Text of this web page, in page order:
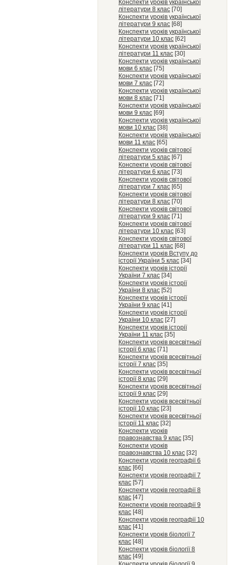
Конспекти уроків української
літератури 8 клас [70]
Конспекти уроків української
літератури 9 клас [68]
Конспекти уроків української
літератури 10 клас [62]
Конспекти уроків української
літератури 11 клас [30]
Конспекти уроків української
мови 6 клас [75]
Конспекти уроків української
мови 7 клас [72]
Конспекти уроків української
мови 8 клас [71]
Конспекти уроків української
мови 9 клас [69]
Конспекти уроків української
мови 10 клас [38]
Конспекти уроків української
мови 11 клас [65]
Конспекти уроків світової
літератури 5 клас [67]
Конспекти уроків світової
літератури 6 клас [73]
Конспекти уроків світової
літератури 7 клас [65]
Конспекти уроків світової
літератури 8 клас [70]
Конспекти уроків світової
літератури 9 клас [71]
Конспекти уроків світової
літератури 10 клас [63]
Конспекти уроків світової
літератури 11 клас [68]
Конспекти уроків Вступу до
історії України 5 клас [34]
Конспекти уроків історії
України 7 клас [34]
Конспекти уроків історії
України 8 клас [52]
Конспекти уроків історії
України 9 клас [41]
Конспекти уроків історії
України 10 клас [27]
Конспекти уроків історії
України 11 клас [35]
Конспекти уроків всесвітньої
історії 6 клас [71]
Конспекти уроків всесвітньої
історії 7 клас [35]
Конспекти уроків всесвітньої
історії 8 клас [29]
Конспекти уроків всесвітньої
історії 9 клас [29]
Конспекти уроків всесвітньої
історії 10 клас [23]
Конспекти уроків всесвітньої
історії 11 клас [32]
Конспекти уроків
правознавства 9 клас [35]
Конспекти уроків
правознавства 10 клас [32]
Конспекти уроків географії 6
клас [66]
Конспекти уроків географії 7
клас [57]
Конспекти уроків географії 8
клас [47]
Конспекти уроків географії 9
клас [48]
Конспекти уроків географії 10
клас [41]
Конспекти уроків біології 7
клас [48]
Конспекти уроків біології 8
клас [49]